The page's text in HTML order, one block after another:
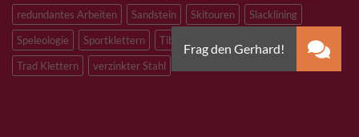
redundantes Arbeiten
Sandstein Skitouren
Slacklining
Speleologie
Sportklettern Tibetan Bridge
Trad Klettern
verzinkter Stahl